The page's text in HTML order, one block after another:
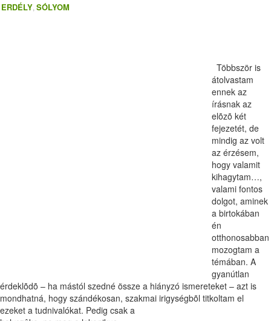
ERDÉLY SÓLYOM
Többször is
átolvastam
ennek az
írásnak az
elõzõ két
fejezetét, de
mindig az volt
az érzésem,
hogy valamit
kihagytam…,
valami fontos
dolgot, aminek
a birtokában
én
otthonosabban
mozogtam a
témában. A
gyanútlan
érdeklõdõ – ha mástól szedné össze a hiányzó ismereteket – azt is
mondhatná, hogy szándékosan, szakmai irigységbõl titkoltam el
ezeket a tudnivalókat. Pedig csak a